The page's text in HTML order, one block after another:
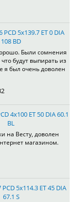
PCD 5x139.7 ET 0 DIA
108 BD
Были сомнения
будут выпирать из
я был очень доволен
4x100 ET 50 DIA 60.1
BL
на Весту, доволен
магазином.
5x114.3 ET 45 DIA
67.1 S